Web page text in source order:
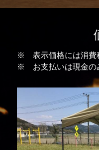
※　表示価格には消費
※　お支払いは現金の